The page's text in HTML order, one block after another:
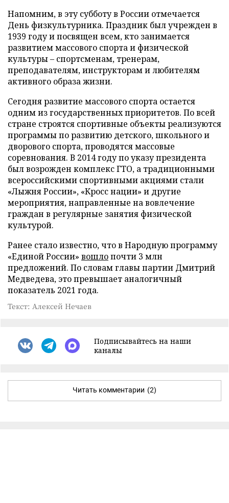
Напомним, в эту субботу в России отмечается
День физкультурника. Праздник был учрежден в
1939 году и посвящен всем, кто занимается
развитием массового спорта и физической
культуры – спортсменам, тренерам,
преподавателям, инструкторам и любителям
активного образа жизни.
Сегодня развитие массового спорта остается
одним из государственных приоритетов. По всей
стране строятся спортивные объекты реализуются
программы по развитию детского, школьного и
дворового спорта, проводятся массовые
соревнования. В 2014 году по указу президента
был возрожден комплекс ГТО, а традиционными
всероссийскими спортивными акциями стали
«Лыжня России», «Кросс нации» и другие
мероприятия, направленные на вовлечение
граждан в регулярные занятия физической
культурой.
Ранее стало известно, что в Народную программу
«Единой России» вошлопочти 3 млн
предложений. По словам главы партии Дмитрий
Медведева, это превышает аналогичный
показатель 2021 года.
Текст: Алексей Нечаев
Подписывайтесь на наши
каналы
Читать комментарии (2)